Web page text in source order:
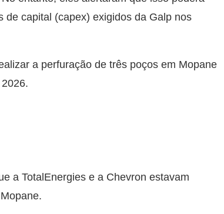
de capital (capex) exigidos da Galp nos
a perfuração de três poços em Mopane
a TotalEnergies e a Chevron estavam